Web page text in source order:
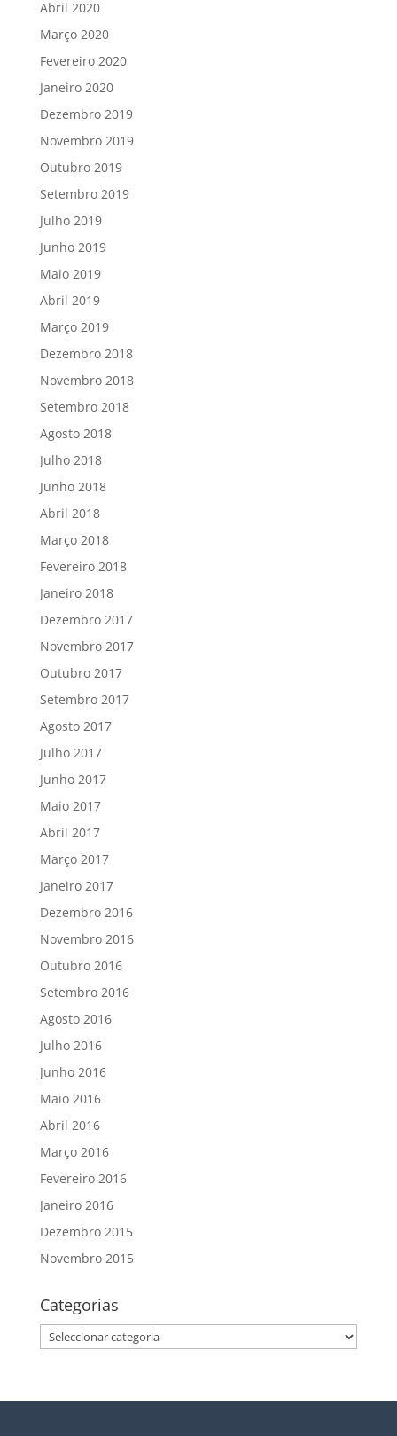
Abril 2020
Março 2020
Fevereiro 2020
Janeiro 2020
Dezembro 2019
Novembro 2019
Outubro 2019
Setembro 2019
Julho 2019
Junho 2019
Maio 2019
Abril 2019
Março 2019
Dezembro 2018
Novembro 2018
Setembro 2018
Agosto 2018
Julho 2018
Junho 2018
Abril 2018
Março 2018
Fevereiro 2018
Janeiro 2018
Dezembro 2017
Novembro 2017
Outubro 2017
Setembro 2017
Agosto 2017
Julho 2017
Junho 2017
Maio 2017
Abril 2017
Março 2017
Janeiro 2017
Dezembro 2016
Novembro 2016
Outubro 2016
Setembro 2016
Agosto 2016
Julho 2016
Junho 2016
Maio 2016
Abril 2016
Março 2016
Fevereiro 2016
Janeiro 2016
Dezembro 2015
Novembro 2015
Categorias
Categorias